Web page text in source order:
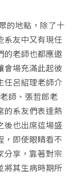
地點，除了十
系友中又有現任
的老師也都應邀
會場充滿此起彼
任呂紹理老師介
師、張哲郎老
的系友們表達熱
後也出席這場盛
，即使眼睛看不
分享，靠著對宗
將其生病時期所